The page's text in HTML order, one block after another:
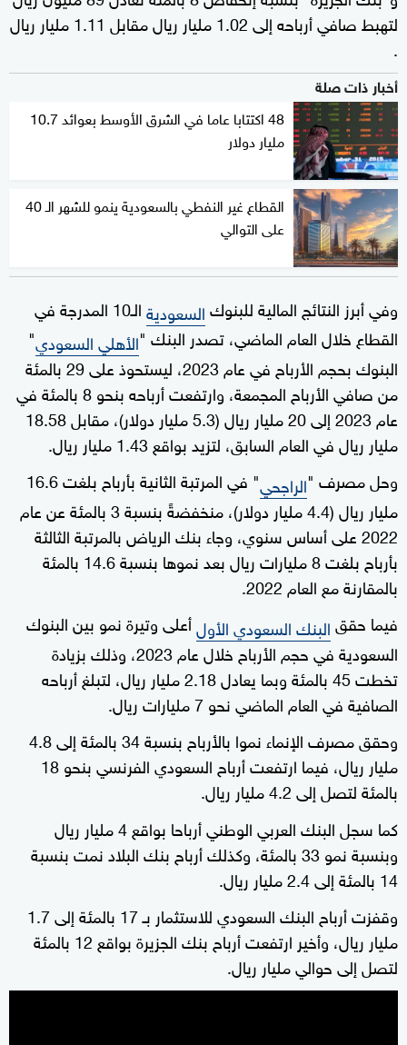
لتهبط صافي أرباحه إلى 1.02 مليار ريال مقابل 1.11 مليار ريال
.
أخبار ذات صلة
48 اكتتابا عاما في الشرق الأوسط بعوائد 10.7
مليار دولار
القطاع غير النفطي بالسعودية ينمو للشهر الـ 40
على التوالي
وفي أبرز النتائج المالية للبنوكالسعودية
الـ10 المدرجة في
القطاع خلال العام الماضي، تصدر البنك "الأهلي السعودي"
البنوك بحجم الأرباح في عام 2023، ليستحوذ على 29 بالمئة
من صافي الأرباح المجمعة، وارتفعت أرباحه بنحو 8 بالمئة في
عام 2023 إلى 20 مليار ريال (5.3 مليار دولار)، مقابل 18.58
مليار ريال في العام السابق، لتزيد بواقع 1.43 مليار ريال.
وحل مصرف "الراجحي
" في المرتبة الثانية بأرباح بلغت 16.6
مليار ريال (4.4 مليار دولار)، منخفضةً بنسبة 3 بالمئة عن عام
2022 على أساس سنوي، وجاء بنك الرياض بالمرتبة الثالثة
بأرباح بلغت 8 مليارات ريال بعد نموها بنسبة 14.6 بالمئة
بالمقارنة مع العام 2022.
فيما حققالبنك السعودي الأولأعلى وتيرة نمو بين البنوك
السعودية في حجم الأرباح خلال عام 2023، وذلك بزيادة
تخطت 45 بالمئة وبما يعادل 2.18 مليار ريال، لتبلغ أرباحه
الصافية في العام الماضي نحو 7 مليارات ريال.
وحقق مصرف الإنماء نموا بالأرباح بنسبة 34 بالمئة إلى 4.8
مليار ريال، فيما ارتفعت أرباح السعودي الفرنسي بنحو 18
بالمئة لتصل إلى 4.2 مليار ريال.
كما سجل البنك العربي الوطني أرباحا بواقع 4 مليار ريال
وبنسبة نمو 33 بالمئة، وكذلك أرباح بنك البلاد نمت بنسبة
14 بالمئة إلى 2.4 مليار ريال.
وقفزت أرباح البنك السعودي للاستثمار بـ 17 بالمئة إلى 1.7
مليار ريال، وأخير ارتفعت أرباح بنك الجزيرة بواقع 12 بالمئة
لتصل إلى حوالي مليار ريال.